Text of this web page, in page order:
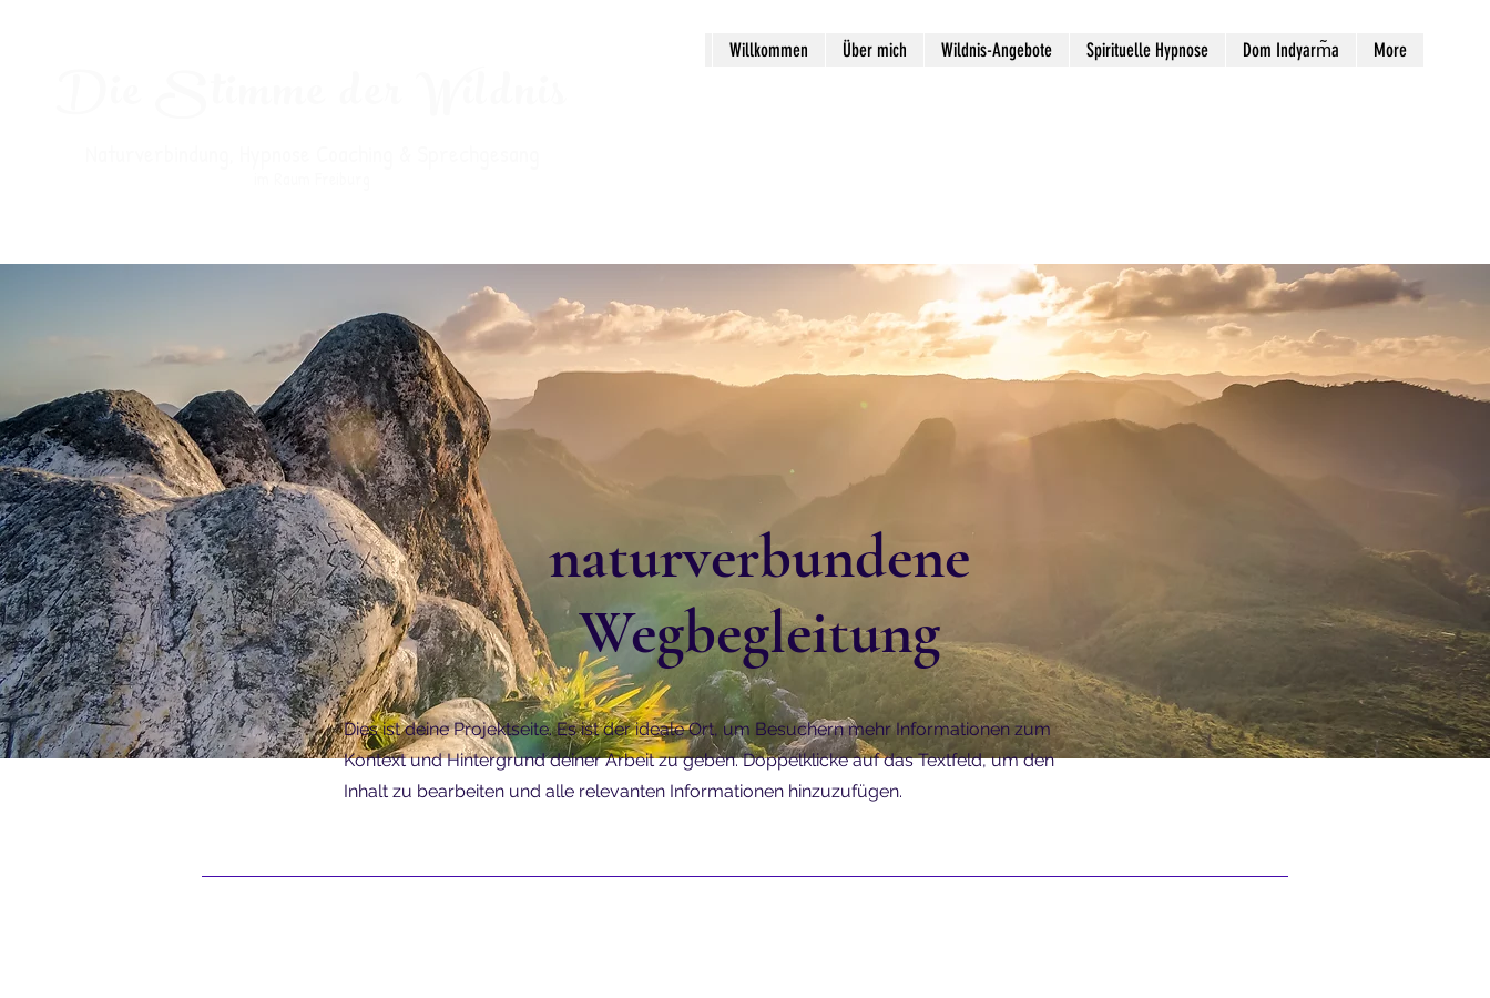
Willkommen Über mich Wildnis-Angebote Spirituelle Hypnose Dom Indyarm̃a More
naturverbundene
Wegbegleitung
Dies ist deine Projektseite. Es ist der ideale Ort, um Besuchern mehr Informationen zum
Kontext und Hintergrund deiner Arbeit zu geben. Doppelklicke auf das Textfeld, um den
Inhalt zu bearbeiten und alle relevanten Informationen hinzuzufügen.